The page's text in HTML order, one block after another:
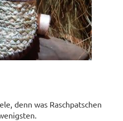
denn was Raschpatschen